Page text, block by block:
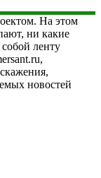
На этом
ни какие
ленту
новостей